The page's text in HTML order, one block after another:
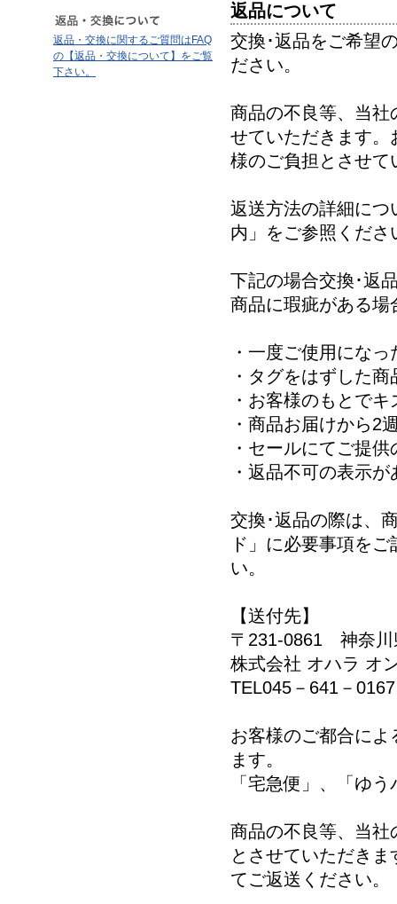
返品・交換に関するご質問はFAQ
の【返品・交換について】をご覧
下さい。
返品について
交換･返品をご希望
ださい。
商品の不良等、当社
せていただきます。
様のご負担とさせて
返送方法の詳細につ
内」をご参照くださ
下記の場合交換･返
商品に瑕疵がある場
・一度ご使用になっ
・タグをはずした商
・お客様のもとで
・商品お届けから2
・セールにてご提供
・返品不可の表示が
交換･返品の際は、
ド」に必要事項を
い。
【送付先】
〒231-0861 神奈川
株式会社 オハラ オ
TEL045－641－0167
お客様のご都合に
ます。
「宅急便」、「ゆ
商品の不良等、当社
とさせていただき
てご返送ください。